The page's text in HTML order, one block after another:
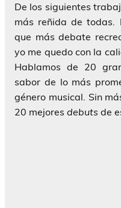
De los siguientes
más reñida de todas.
que más debate
yo me quedo con la
Hablamos de 20
sabor de lo más
género musical. Sin
20 mejores debuts de